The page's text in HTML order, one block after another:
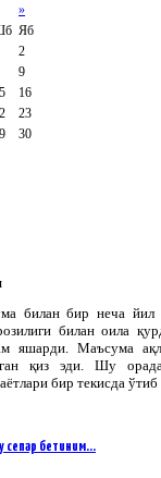
»
Яб
2
9
16
23
30
билан бир неча йил
билан оила
яшарди. Маъсума
қиз эди. Шу
бир текисда ўтиб
сепар бетиним…